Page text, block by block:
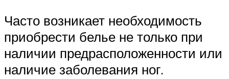
Часто возникает необходимость
приобрести белье не только при
наличии предрасположенности или
наличие заболевания ног.